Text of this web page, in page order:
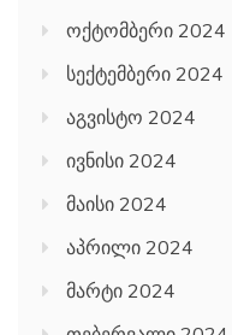
ოქტომბერი 2024
სექტემბერი 2024
აგვისტო 2024
ივნისი 2024
მაისი 2024
აპრილი 2024
მარტი 2024